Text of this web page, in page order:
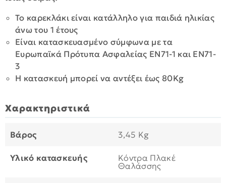
Το καρεκλάκι είναι κατάλληλο για παιδιά ηλικίας
άνω του 1 έτους
Είναι κατασκευασμένο σύμφωνα με τα
Ευρωπαϊκά Πρότυπα Ασφαλείας ΕΝ71-1 και ΕΝ71-
3
Η κατασκευή μπορεί να αντέξει έως 80Kg
Χαρακτηριστικά
Βάρος 3,45 Kg
Υλικό κατασκευής Κόντρα Πλακέ
Θαλάσσης